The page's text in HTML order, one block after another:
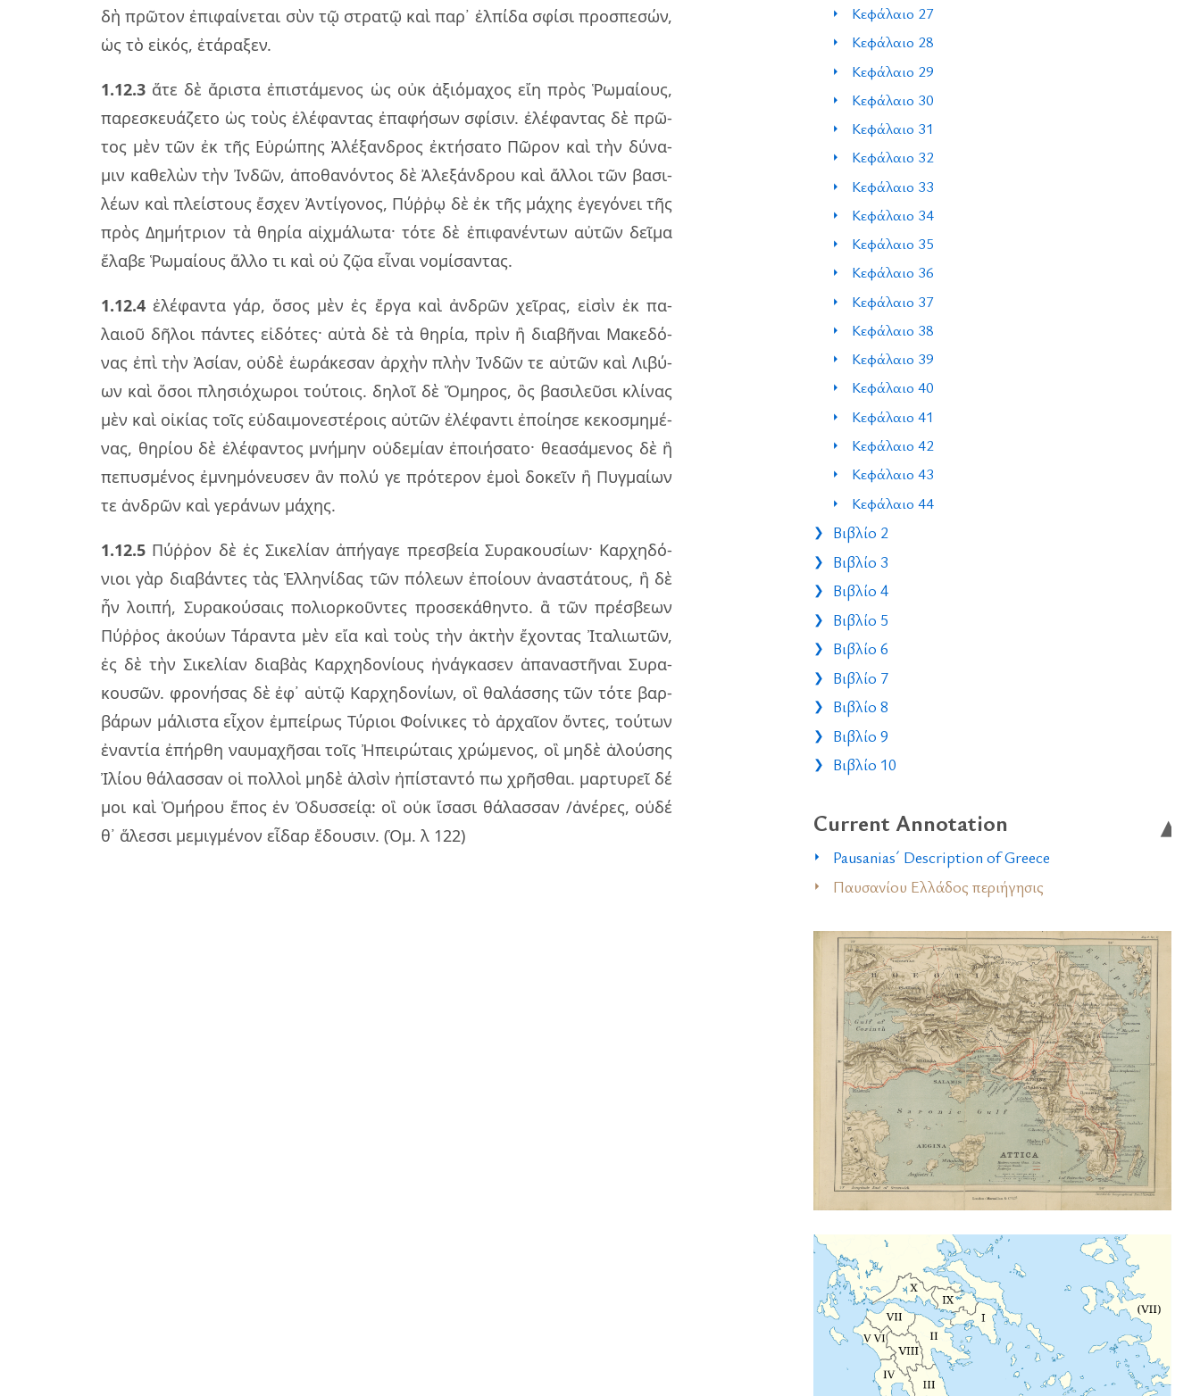
δὴ πρῶ­τον ἐπι­φαί­νε­ται σὺν τῷ στρα­τῷ καὶ παρ᾽ ἐλ­πί­δα σφί­σι προ­σπε­σών,
ὡς τὸ εἰ­κός, ἐτά­ρα­ξεν.
1.12.3 ἅτε δὲ ἄρι­στα ἐπι­στά­με­νος ὡς οὐκ ἀξιό­μα­χος εἴη πρὸς Ῥωμαί­ους,
πα­ρε­σκευά­ζε­το ὡς τοὺς ἐλέ­φαν­τας ἐπα­φή­σων σφί­σιν. ἐλέ­φαν­τας δὲ πρῶ­
τος μὲν τῶν ἐκ τῆς Εὐρώ­πης Ἀλέ­ξαν­δρος ἐκτή­σα­το Πῶρον καὶ τὴν δύ­να­
μιν κα­θε­λὼν τὴν Ἰνδῶν, ἀπο­θα­νόν­τος δὲ Ἀλε­ξάν­δρου καὶ ἄλ­λοι τῶν βα­σι­
λέ­ων καὶ πλεί­στους ἔσχεν Ἀντί­γο­νος, Πύῤῥῳ δὲ ἐκ τῆς μά­χης ἐγε­γό­νει τῆς
πρὸς Δημή­τριον τὰ θη­ρία αἰχ­μά­λω­τα· τότε δὲ ἐπι­φα­νέν­των αὐ­τῶν δεῖ­μα
ἔλα­βε Ῥωμαί­ους ἄλλο τι καὶ οὐ ζῷα εἶ­ναι νο­μί­σαν­τας.
1.12.4 ἐλέ­φαν­τα γάρ, ὅσος μὲν ἐς ἔργα καὶ ἀν­δρῶν χεῖ­ρας, εἰ­σὶν ἐκ πα­
λαιοῦ δῆ­λοι πάν­τες εἰ­δό­τες· αὐτὰ δὲ τὰ θη­ρία, πρὶν ἢ δια­βῆ­ναι Μακε­δό­
νας ἐπὶ τὴν Ἀσίαν, οὐδὲ ἑω­ρά­κε­σαν ἀρ­χὴν πλὴν Ἰνδῶν τε αὐ­τῶν καὶ Λιβύ­
ων καὶ ὅσοι πλη­σιό­χω­ροι τού­τοις. δη­λοῖ δὲ Ὅμη­ρος, ὃς βα­σι­λεῦ­σι κλί­νας
μὲν καὶ οἰ­κί­ας τοῖς εὐ­δαι­μο­νε­στέ­ροις αὐ­τῶν ἐλέ­φαν­τι ἐποί­η­σε κε­κο­σμη­μέ­
νας, θη­ρί­ου δὲ ἐλέ­φαν­τος μνή­μην οὐ­δε­μί­αν ἐποι­ή­σα­το· θε­α­σά­με­νος δὲ ἢ
πε­πυ­σμέ­νος ἐμνη­μό­νευ­σεν ἂν πολύ γε πρό­τε­ρον ἐμοὶ δο­κεῖν ἢ Πυγ­μαί­ων
τε ἀν­δρῶν καὶ γε­ρά­νων μά­χης.
1.12.5 Πύῤ­ῥον δὲ ἐς Σικε­λί­αν ἀπή­γα­γε πρε­σβεία Συρα­κου­σί­ων· Καρ­χη­δό­
νιοι γὰρ δια­βάν­τες τὰς Ἑλλη­νί­δας τῶν πό­λε­ων ἐποί­ουν ἀνα­στά­τους, ἣ δὲ
ἦν λοι­πή, Συρα­κού­σαις πο­λιορ­κοῦν­τες προ­σε­κά­θην­το. ἃ τῶν πρέ­σβε­ων
Πύῤ­ῥος ἀκού­ων Τάραν­τα μὲν εἴα καὶ τοὺς τὴν ἀκτὴν ἔχον­τας Ἰτα­λιω­τῶν,
ἐς δὲ τὴν Σικε­λί­αν δια­βὰς Καρ­χη­δο­νί­ους ἠνάγ­κα­σεν ἀπα­να­στῆ­ναι Συρα­
κου­σῶν. φρο­νή­σας δὲ ἐφ᾽ αὑτῷ Καρ­χη­δο­νί­ων, οἳ θα­λάσ­σης τῶν τότε βαρ­
βά­ρων μά­λι­στα εἶ­χον ἐμ­πεί­ρως Τύριοι Φοί­νι­κες τὸ ἀρ­χαῖ­ον ὄν­τες, τού­των
ἐναν­τία ἐπήρ­θη ναυ­μα­χῆ­σαι τοῖς Ἠπει­ρώ­ταις χρώ­με­νος, οἳ μηδὲ ἁλού­σης
Ἰλίου θά­λασ­σαν οἱ πολ­λοὶ μηδὲ ἁλ­σὶν ἠπί­σταν­τό πω χρῆ­σθαι. μαρ­τυ­ρεῖ δέ
μοι καὶ Ὁμή­ρου ἔπος ἐν Ὀδυσ­σείᾳ: οἳ οὐκ ἴσα­σι θά­λασ­σαν /ἀνέ­ρες, οὐδέ
θ᾽ ἅλεσ­σι με­μιγ­μέ­νον εἶ­δαρ ἔδου­σιν. (Ὁμ. λ 122)
Κεφάλαιο 27
Κεφάλαιο 28
Κεφάλαιο 29
Κεφάλαιο 30
Κεφάλαιο 31
Κεφάλαιο 32
Κεφάλαιο 33
Κεφάλαιο 34
Κεφάλαιο 35
Κεφάλαιο 36
Κεφάλαιο 37
Κεφάλαιο 38
Κεφάλαιο 39
Κεφάλαιο 40
Κεφάλαιο 41
Κεφάλαιο 42
Κεφάλαιο 43
Κεφάλαιο 44
Βιβλίο 2
Βιβλίο 3
Βιβλίο 4
Βιβλίο 5
Βιβλίο 6
Βιβλίο 7
Βιβλίο 8
Βιβλίο 9
Βιβλίο 10
Current Annotation
Pausanias´ Description of Greece
Παυσανίου Ελλάδος περιήγησις